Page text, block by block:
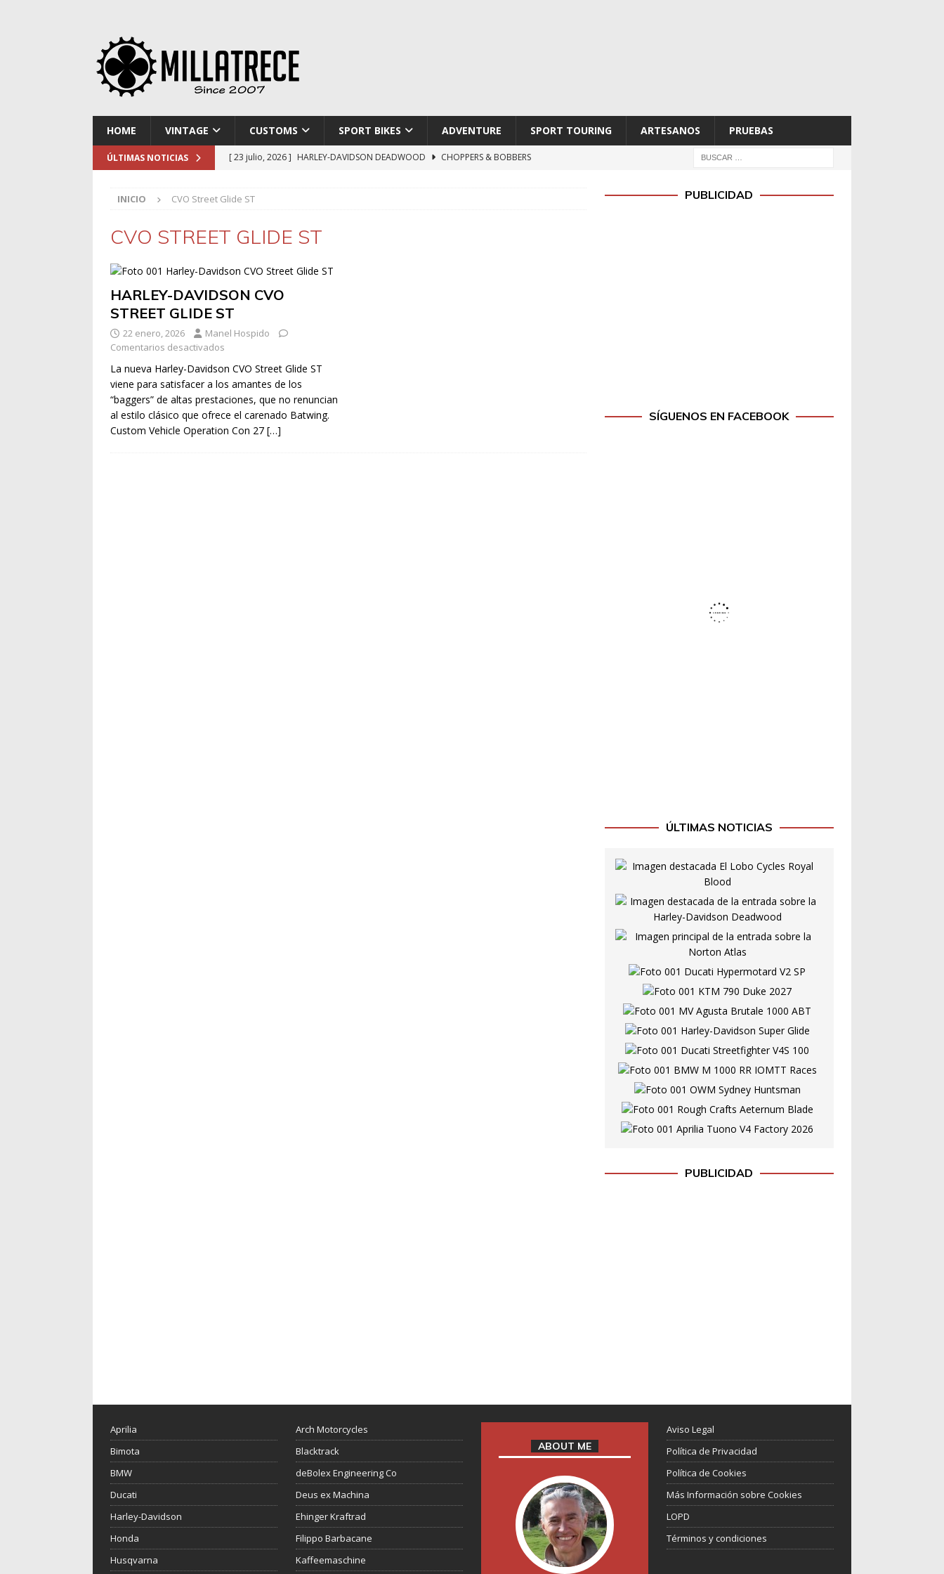
HOME VINTAGE CUSTOMS SPORT BIKES ADVENTURE SPORT TOURING ARTESANOS PRUEBAS
ÚLTIMAS NOTICIAS [ 23 julio, 2026 ] HARLEY-DAVIDSON DEADWOOD
CHOPPERS & BOBBERS
[ 9 julio, 2026 ]
[ 2 julio, 2026 ]
KTM 790 DUKE 2027
INICIO CVO Street Glide ST
CVO STREET GLIDE ST
HARLEY-DAVIDSON CVO
STREET GLIDE ST
22 enero, 2026
Manel Hospido
Comentarios desactivados
La nueva Harley-Davidson CVO Street Glide ST
viene para satisfacer a los amantes de los
“baggers” de altas prestaciones, que no renuncian
al estilo clásico que ofrece el carenado Batwing.
Custom Vehicle Operation Con 27 […]
PUBLICIDAD
SÍGUENOS EN FACEBOOK
ÚLTIMAS NOTICIAS
PUBLICIDAD
Aprilia
Bimota
BMW
Ducati
Harley-Davidson
Honda
Husqvarna
Arch Motorcycles
Blacktrack
deBolex Engineering Co
Deus ex Machina
Ehinger Kraftrad
Filippo Barbacane
Kaffeemaschine
ABOUT ME
Aviso Legal
Política de Privacidad
Política de Cookies
Más Información sobre Cookies
LOPD
Términos y condiciones